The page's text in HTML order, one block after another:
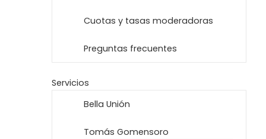
Cuotas y tasas moderadoras
Preguntas frecuentes
Servicios
Bella Unión
Tomás Gomensoro